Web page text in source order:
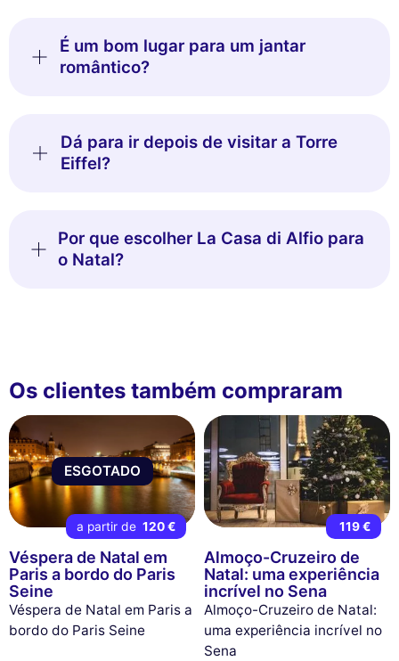
É um bom lugar para um jantar
romântico?
Dá para ir depois de visitar a Torre
Eiffel?
Por que escolher La Casa di Alfio para
o Natal?
Os clientes também compraram
ESGOTADO
a partir de 120 €
Véspera de Natal em
Paris a bordo do Paris
Seine
Véspera de Natal em Paris a
bordo do Paris Seine
119 €
Almoço-Cruzeiro de
Natal: uma experiência
incrível no Sena
Almoço-Cruzeiro de Natal:
uma experiência incrível no
Sena